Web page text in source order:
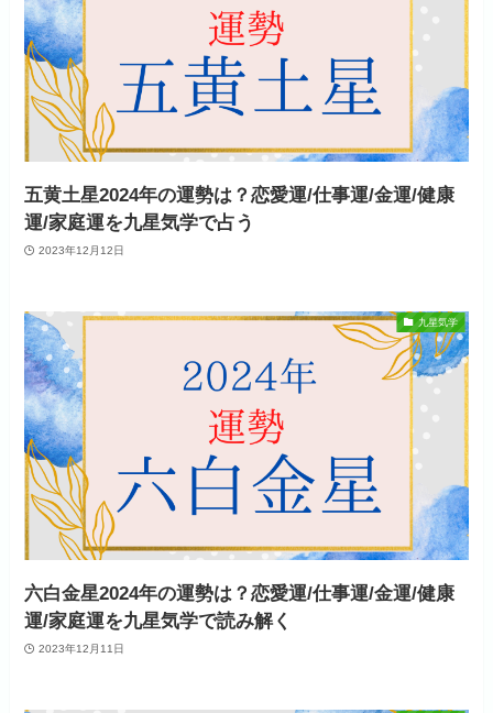
五黄土星2024年の運勢は？恋愛運/仕事運/金運/健康
運/家庭運を九星気学で占う
2023年12月12日
九星気学
六白金星2024年の運勢は？恋愛運/仕事運/金運/健康
運/家庭運を九星気学で読み解く
2023年12月11日